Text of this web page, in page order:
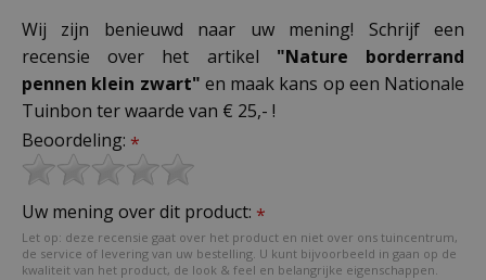
Wij zijn benieuwd naar uw mening! Schrijf een
recensie over het artikel "Nature borderrand
pennen klein zwart" en maak kans op een Nationale
Tuinbon ter waarde van € 25,- !
Beoordeling: *
Uw mening over dit product: *
Let op: deze recensie gaat over het product en niet over ons tuincentrum,
de service of levering van uw bestelling. U kunt bijvoorbeeld in gaan op de
kwaliteit van het product, de look & feel en belangrijke eigenschappen.